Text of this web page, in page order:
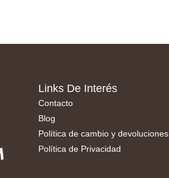
Links De Interés
Contacto
Blog
Política de cambio y devoluciones
Política de Privacidad